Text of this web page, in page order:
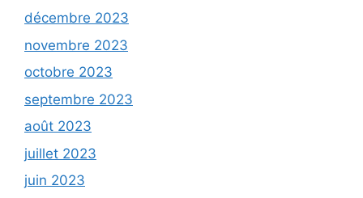
décembre 2023
novembre 2023
octobre 2023
septembre 2023
août 2023
juillet 2023
juin 2023